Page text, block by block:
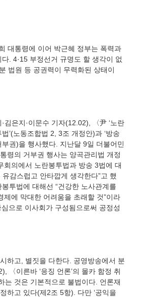
. 4·15 부정선거 규명도 할 생각이 없
법원 등 공권력이 무력화된 상태이
’(노동조합법 2, 3조 개정안)과 ‘방송
권)을 행사했다. 지난달 9일 더불어민
령의 거부권 행사는 양곡관리법 개정
의에서 노란봉투법과 방송 3법에 대
감스럽고 안타깝게 생각한다”고 했
투법에 대해선 “건강한 노사관계를
에 막대한 어려움을 초래할 것”이라
으로 이사회가 구성됨으로써 공정성
〈이른바 ‘응징 언론’의 몰카 함정 취
는 것은 기본적으로 불법이다. 언론재
하고 있다(제2조 5항). 다만 ‘공익을